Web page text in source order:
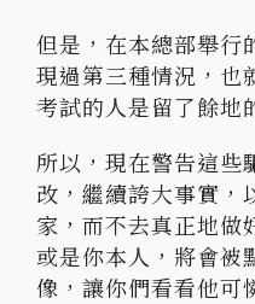
但是，在本總部舉行
現過第三種情況，也
考試的人是留了餘地
所以，現在警告這些
改，繼續誇大事實，
家，而不去真正地做
或是你本人，將會被
像，讓你們看看他可